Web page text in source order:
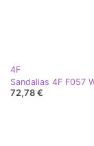
4F
Sandalias 4F F057
72,78 €